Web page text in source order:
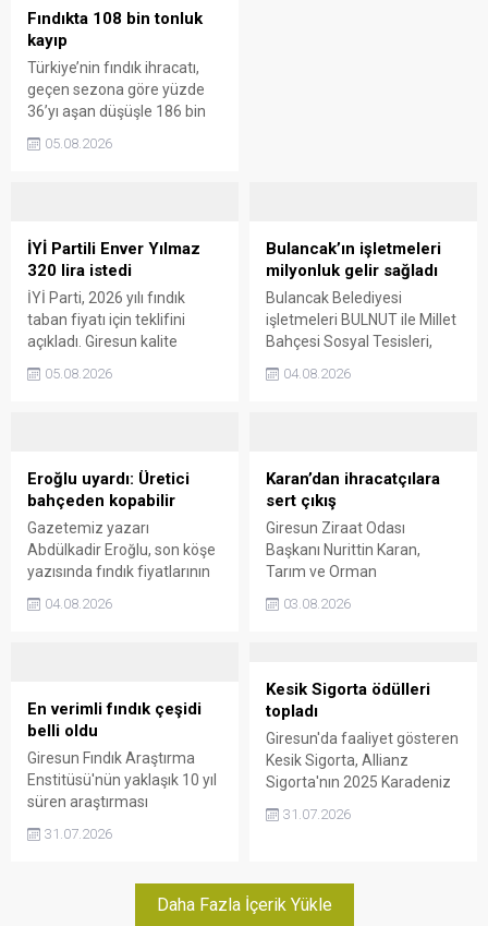
taşıdı. Karan’ın bu teklifi
“fındık üreticisine ihanet”
olarak nitelendirmesinin
ardından gözler AK Parti
Giresun Milletvekilleri Ali
Temur ile Prof. Dr. Nazım
Elmas’a çevrildi.
Fındıkta 108 bin tonluk
kayıp
Türkiye’nin fındık ihracatı,
geçen sezona göre yüzde
36’yı aşan düşüşle 186 bin
edilen ürün miktarı sert
05.08.2026
İYİ Partili Enver Yılmaz
320 lira istedi
İYİ Parti, 2026 yılı fındık
taban fiyatı için teklifini
açıkladı. Giresun kalite
fındıkta ise 310 lira talep
05.08.2026
Bulancak’ın işletmeleri
milyonluk gelir sağladı
Bulancak Belediyesi
işletmeleri BULNUT ile Millet
Bahçesi Sosyal Tesisleri,
rakamlarıyla belediye
odaklı iki işletmenin
performansı, yeni dönem
hedeflerini de büyüttü.
04.08.2026
Eroğlu uyardı: Üretici
bahçeden kopabilir
Gazetemiz yazarı
Abdülkadir Eroğlu, son köşe
yazısında fındık fiyatlarının
altında kaldığını belirterek,
bulundu.
04.08.2026
Karan’dan ihracatçılara
sert çıkış
Giresun Ziraat Odası
Başkanı Nurittin Karan,
Tarım ve Orman
fındık rekoltesinin ardından
Mamulleri İhracatçıları
Birliği'ne sert tepki gösterdi.
Karan, yüksek rekolte
açıklamalarının taban fiyatı
baskılamayı amaçladığını
savundu.
03.08.2026
En verimli fındık çeşidi
belli oldu
Giresun Fındık Araştırma
Enstitüsü'nün yaklaşık 10 yıl
süren araştırması
ekolojik koşullarda yürütülen
grubunda da en yüksek
verimi Foşa fındık çeşidinin
31.07.2026
Kesik Sigorta ödülleri
topladı
Giresun'da faaliyet gösteren
Kesik Sigorta, Allianz
Sigorta'nın 2025 Karadeniz
Ödülleri'nde iki ayrı ödüle
performansıyla dikkat çekti.
31.07.2026
Daha Fazla İçerik Yükle